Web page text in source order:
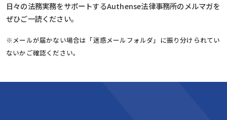
日々の法務実務をサポートするAuthense法律事務所のメルマガを
ぜひご一読ください。
※メールが届かない場合は「迷惑メールフォルダ」に振り分けられてい
ないかご確認ください。